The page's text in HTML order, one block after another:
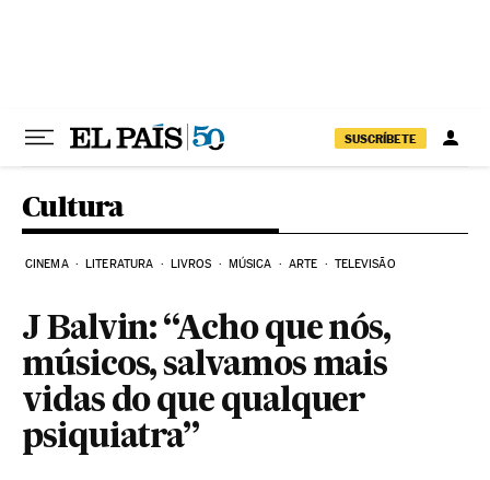
SUSCRÍBETE
Cultura
CINEMA LITERATURA LIVROS MÚSICA ARTE TELEVISÃO
J Balvin: “Acho que nós,
músicos, salvamos mais
vidas do que qualquer
psiquiatra”